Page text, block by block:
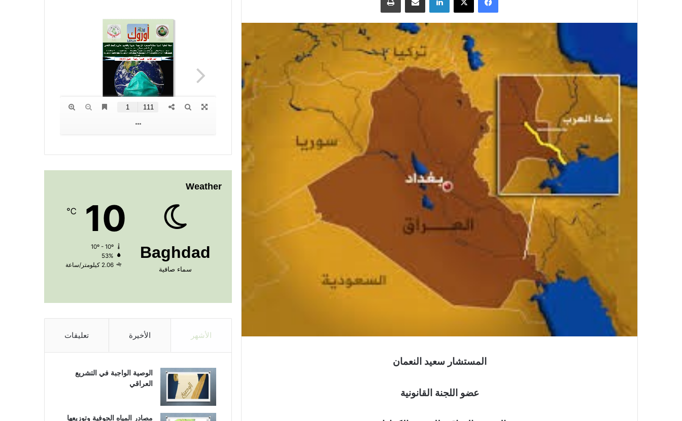
المستشار سعيد النعمان
عضو اللجنة القانونية
Weather
Baghdad
سماء صافية
10
℃
10º - 10º
53%
2.06 كيلومتر/ساعة
الأشهر الأخيرة تعليقات
الوصية الواجبة في التشريع
العراقي
مصادر المياه الجوفية وتوزيعها